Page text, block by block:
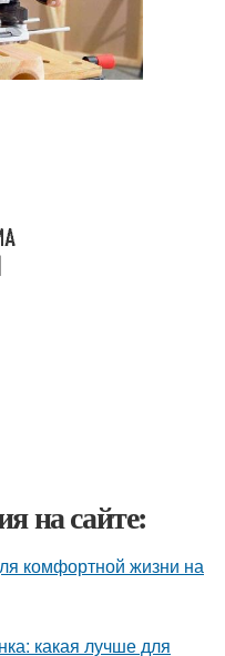
на сайте:
комфортной жизни на
какая лучше для